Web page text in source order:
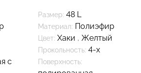
с
Размер: 48 L
Материал: Полиэфир
Цвет: Хаки , Желтый
Прокольность: 4-х
Поверхность: